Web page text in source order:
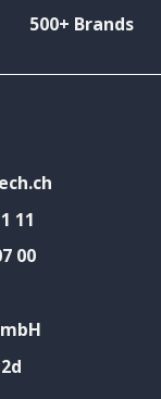
500+ Brands
11
00